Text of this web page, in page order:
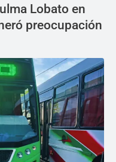
Lobato en
preocupación